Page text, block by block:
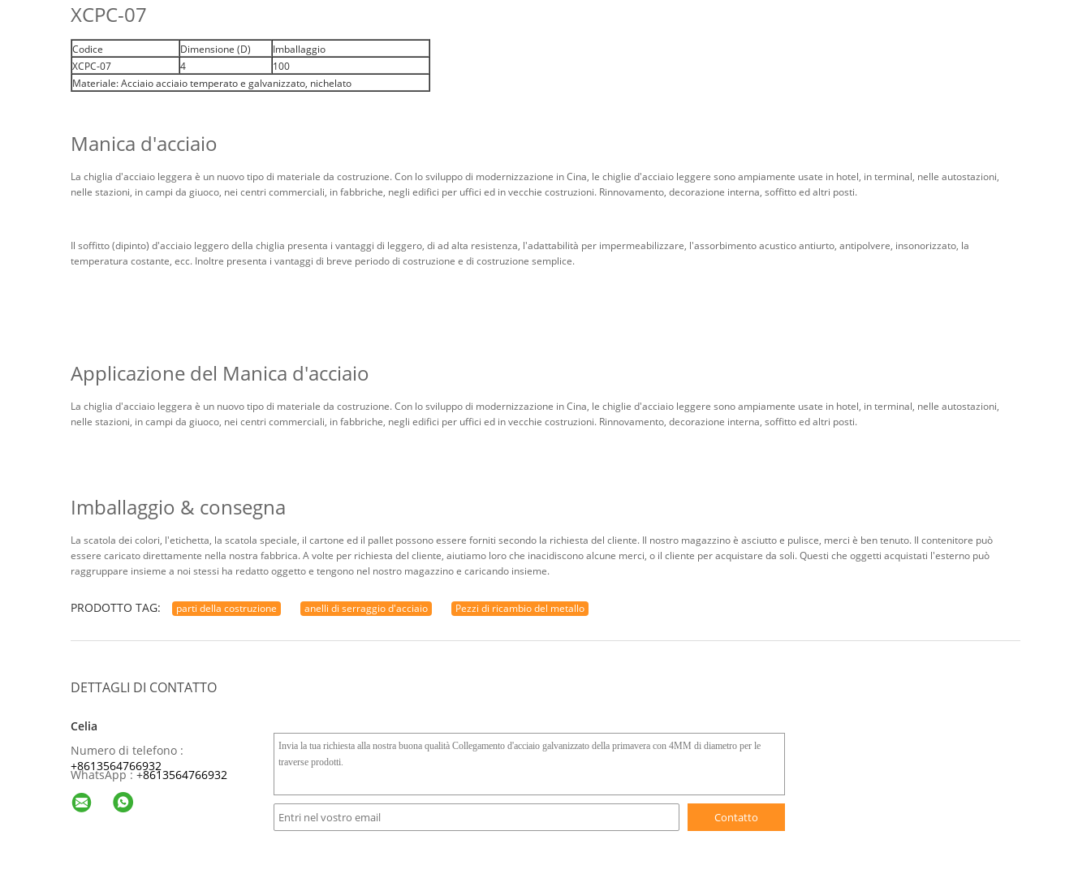
XCPC-07
Codice Dimensione (D)
Imballaggio
XCPC-07
4
100
Materiale: Acciaio acciaio temperato e galvanizzato, nichelato
Manica d'acciaio
La chiglia d'acciaio leggera è un nuovo tipo di materiale da costruzione. Con lo sviluppo di modernizzazione in Cina, le chiglie d'acciaio leggere sono ampiamente usate in hotel, in terminal, nelle autostazioni,
nelle stazioni, in campi da giuoco, nei centri commerciali, in fabbriche, negli edifici per uffici ed in vecchie costruzioni. Rinnovamento, decorazione interna, soffitto ed altri posti.
Il soffitto (dipinto) d'acciaio leggero della chiglia presenta i vantaggi di leggero, di ad alta resistenza, l'adattabilità per impermeabilizzare, l'assorbimento acustico antiurto, antipolvere, insonorizzato, la
temperatura costante, ecc. Inoltre presenta i vantaggi di breve periodo di costruzione e di costruzione semplice.
Applicazione del Manica d'acciaio
La chiglia d'acciaio leggera è un nuovo tipo di materiale da costruzione. Con lo sviluppo di modernizzazione in Cina, le chiglie d'acciaio leggere sono ampiamente usate in hotel, in terminal, nelle autostazioni,
nelle stazioni, in campi da giuoco, nei centri commerciali, in fabbriche, negli edifici per uffici ed in vecchie costruzioni. Rinnovamento, decorazione interna, soffitto ed altri posti.
Imballaggio & consegna
La scatola dei colori, l'etichetta, la scatola speciale, il cartone ed il pallet possono essere forniti secondo la richiesta del cliente. Il nostro magazzino è asciutto e pulisce, merci è ben tenuto. Il contenitore può
essere caricato direttamente nella nostra fabbrica. A volte per richiesta del cliente, aiutiamo loro che inacidiscono alcune merci, o il cliente per acquistare da soli. Questi che oggetti acquistati l'esterno può
raggruppare insieme a noi stessi ha redatto oggetto e tengono nel nostro magazzino e caricando insieme.
PRODOTTO TAG: parti della costruzione anelli di serraggio d'acciaio Pezzi di ricambio del metallo
DETTAGLI DI CONTATTO
Celia
Numero di telefono :
+8613564766932
WhatsApp :+8613564766932
Contatto